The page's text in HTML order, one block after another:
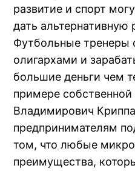
развитие и спорт
дать альтернативную
Футбольные тренеры
олигархами и
большие деньги чем
примере
Владимирович
предпринимателям
том, что любые
преимущества,